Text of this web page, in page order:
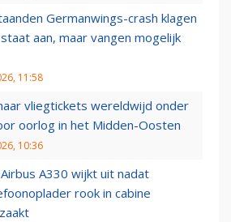
Germanwings-crash klagen
aan, maar vangen mogelijk
11:58
vliegtickets wereldwijd onder
oorlog in het Midden-Oosten
10:36
Airbus A330 wijkt uit nadat
rook in cabine